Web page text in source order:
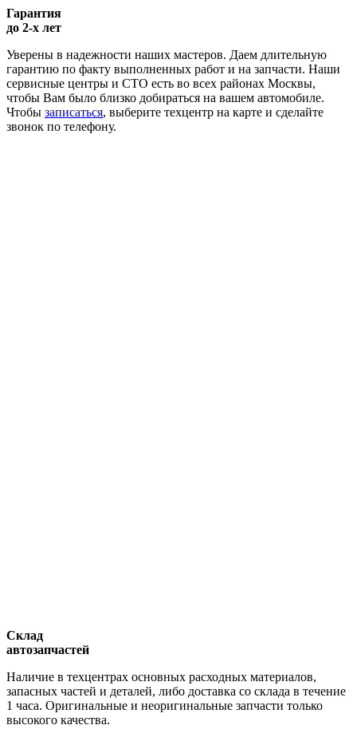
Гарантия
до 2-х лет
Уверены в надежности наших мастеров. Даем длительную
гарантию по факту выполненных работ и на запчасти. Наши
сервисные центры и СТО есть во всех районах Москвы,
чтобы Вам было близко добираться на вашем автомобиле.
Чтобы записаться, выберите техцентр на карте и сделайте
звонок по телефону.
Склад
автозапчастей
Наличие в техцентрах основных расходных материалов,
запасных частей и деталей, либо доставка со склада в течение
1 часа. Оригинальные и неоригинальные запчасти только
высокого качества.